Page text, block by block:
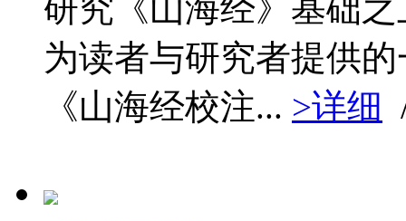
研究《山海经》基础
为读者与研究者提供
《山海经校注... >详细